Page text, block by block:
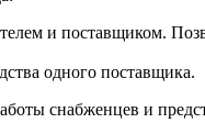
и поставщиком.
одного поставщика.
снабженцев и